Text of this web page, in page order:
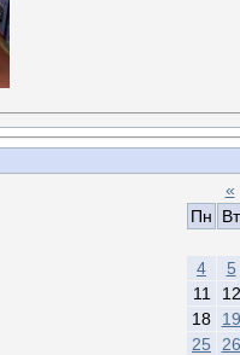
«
Пн
Вт
4
5
11
12
18
19
25
26